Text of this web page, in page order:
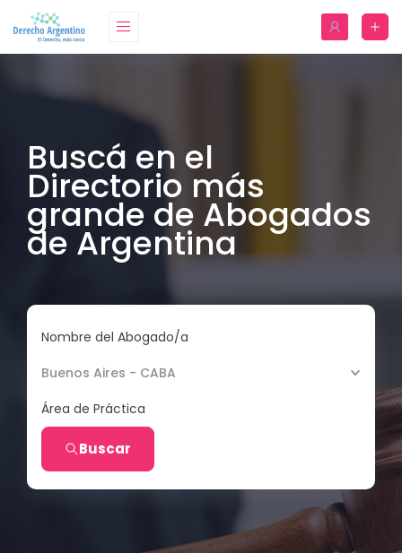
Buscá en el
Directorio más
grande de Abogados
de Argentina
Nombre del Abogado/a
Buenos Aires - CABA
Área de Práctica
Buscar